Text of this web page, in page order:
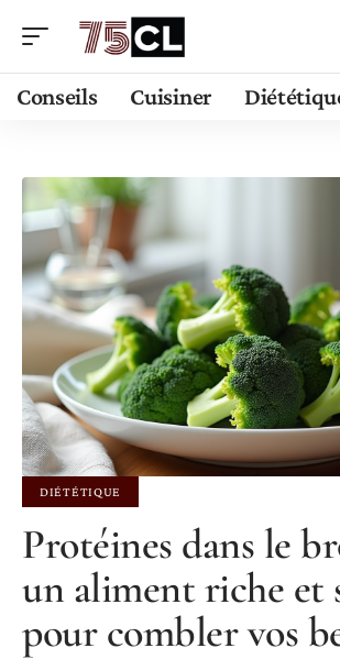
Conseils Cuisiner
DIÉTÉTIQUE
Protéines dans le
un aliment riche et
pour combler vos